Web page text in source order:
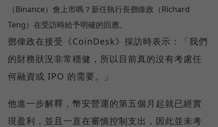
（Binance）會上市嗎？新任執行長鄧偉政（Richard
Teng）在受訪時給予明確的回應。
鄧偉政在接受《CoinDesk》採訪時表示：「我們
的財務狀況非常穩健，所以目前真的沒有考慮任
何融資或 IPO 的需要。」
他進一步解釋，幣安營運的第五個月起就已經實
現盈利，並且一直在審慎控制支出，因此並未考